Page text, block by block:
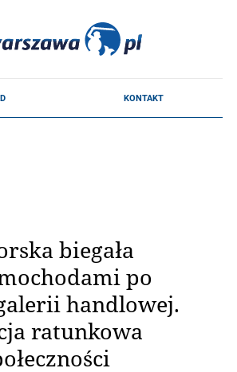
biegała
po
handlowej.
ratunkowa